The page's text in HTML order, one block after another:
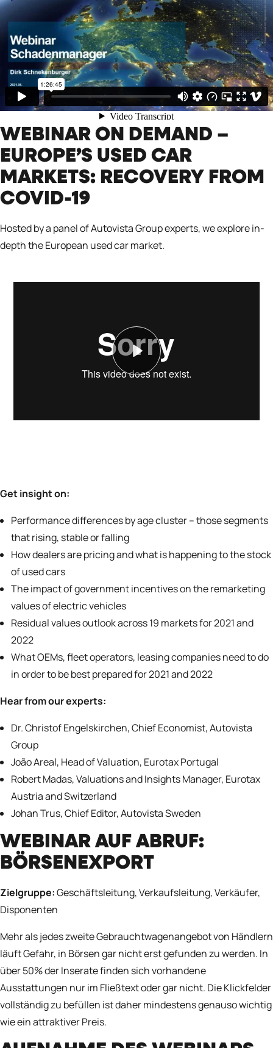
WEBINAR ON DEMAND –
EUROPE’S USED CAR
MARKETS: RECOVERY FROM
COVID-19
Hosted by a panel of Autovista Group experts, we explore in-
depth the European used car market.
Play
Get insight on:
Performance differences by age cluster – those segments
that rising, stable or falling
How dealers are pricing and what is happening to the stock
of used cars
The impact of government incentives on the remarketing
values of electric vehicles
Residual values outlook across 19 markets for 2021 and
2022
What OEMs, fleet operators, leasing companies need to do
in order to be best prepared for 2021 and 2022
Hear from our experts:
Dr. Christof Engelskirchen, Chief Economist, Autovista
Group
João Areal, Head of Valuation, Eurotax Portugal
Robert Madas, Valuations and Insights Manager, Eurotax
Austria and Switzerland
Johan Trus, Chief Editor, Autovista Sweden
WEBINAR AUF ABRUF:
BÖRSENEXPORT
Zielgruppe:Geschäftsleitung, Verkaufsleitung, Verkäufer,
Disponenten
Mehr als jedes zweite Gebrauchtwagenangebot von Händlern
läuft Gefahr, in Börsen gar nicht erst gefunden zu werden. In
über 50% der Inserate finden sich vorhandene
Ausstattungen nur im Fließtext oder gar nicht. Die Klickfelder
vollständig zu befüllen ist daher mindestens genauso wichtig
wie ein attraktiver Preis.